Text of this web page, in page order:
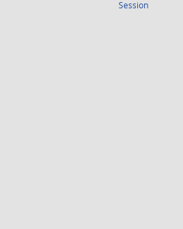
Session(Wird in